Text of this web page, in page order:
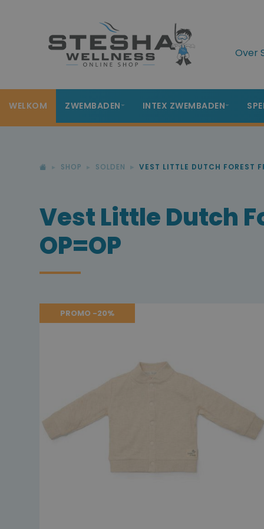
Over
WELKOM ZWEMBADEN INTEX ZWEMBADEN
SHOP SOLDEN VEST LITTLE DUTCH FOREST
Vest Little Dutch
OP=OP
PROMO -20%